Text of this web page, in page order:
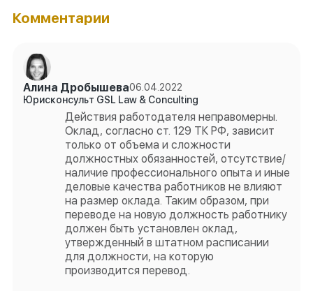
Комментарии
Алина Дробышева06.04.2022
Юрисконсульт GSL Law & Conculting
Действия работодателя неправомерны.
Оклад, согласно ст. 129 ТК РФ, зависит
только от объема и сложности
должностных обязанностей, отсутствие/
наличие профессионального опыта и иные
деловые качества работников не влияют
на размер оклада. Таким образом, при
переводе на новую должность работнику
должен быть установлен оклад,
утвержденный в штатном расписании
для должности, на которую
производится перевод.